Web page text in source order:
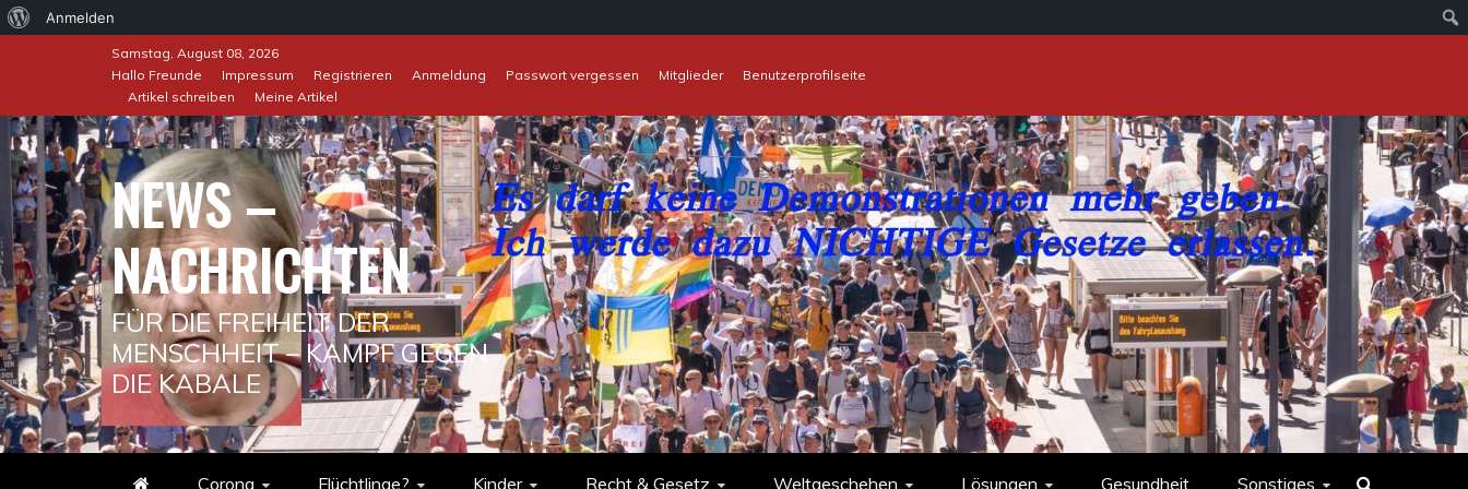
Über
Anmelden
Samstag, August 08, 2026
Hallo Freunde
Impressum Registrieren Anmeldung Passwort vergessen Mitglieder
Benutzerprofilseite
Artikel schreiben
Meine Artikel
NEWS –
NACHRICHTEN
FÜR DIE FREIHEIT DER
MENSCHHEIT – KAMPF GEGEN
DIE KABALE
Corona Flüchtlinge? Kinder Recht & Gesetz Weltgeschehen Lösungen Gesundheit Sonstiges